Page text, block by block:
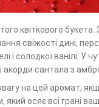
квіткового букета.
свіжості дині,
солодкої ванілі. У
акорди сантала з
на цей аромат,
осяє всі грані